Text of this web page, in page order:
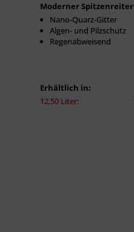
Moderner Spitzenreiter
Nano-Quarz-Gitter
Algen- und Pilzschutz
Regenabweisend
Erhältlich in:
12,50 Liter: